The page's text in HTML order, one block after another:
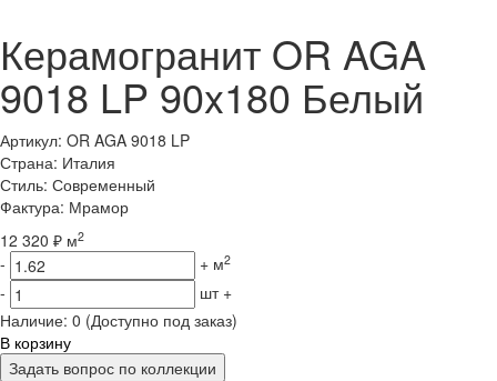
Керамогранит OR AGA
9018 LP 90x180 Белый
Артикул: OR AGA 9018 LP
Страна: Италия
Стиль: Современный
Фактура: Мрамор
12 320 ₽ м2
- + м2
- шт +
Наличие: 0 (Доступно под заказ)
В корзину
Задать вопрос по коллекции